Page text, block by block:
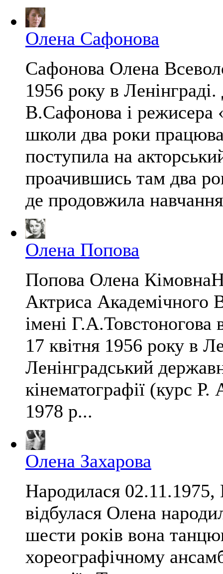
Олена Сафонова
Сафонова Олена
1956 року в
В.Сафонова і режисера
школи два роки
поступила на
проачившись там два
де продовжила
Олена Попова
Попова Олена
Актриса Академічного
імені Г.А.Товстоногова
17 квітня 1956 року в
Ленінградський
кінематографії (курс
1978 р...
Олена Захарова
Народилася
відбулася Олена
шести років вона
хореографічному